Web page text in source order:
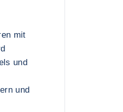
mit
und
und